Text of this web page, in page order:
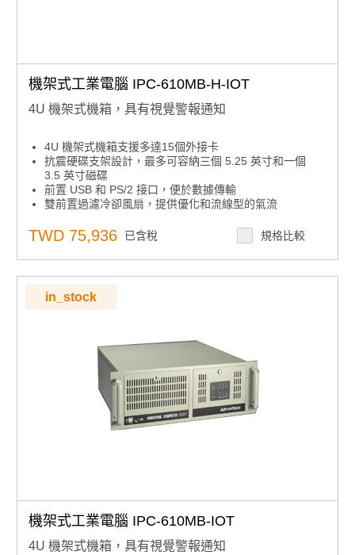
機架式工業電腦 IPC-610MB-H-IOT
4U 機架式機箱，具有視覺警報通知
4U 機架式機箱支援多達15個外接卡
抗震硬碟支架設計，最多可容納三個 5.25 英寸和一個
3.5 英寸磁碟
前置 USB 和 PS/2 接口，便於數據傳輸
雙前置過濾冷卻風扇，提供優化和流線型的氣流
可上鎖可防止未經授權進入
支援單PS/2 和備援ATX 電源
TWD 75,936 已含稅 規格比較
in_stock
機架式工業電腦 IPC-610MB-IOT
4U 機架式機箱，具有視覺警報通知